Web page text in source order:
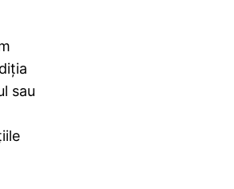
sau